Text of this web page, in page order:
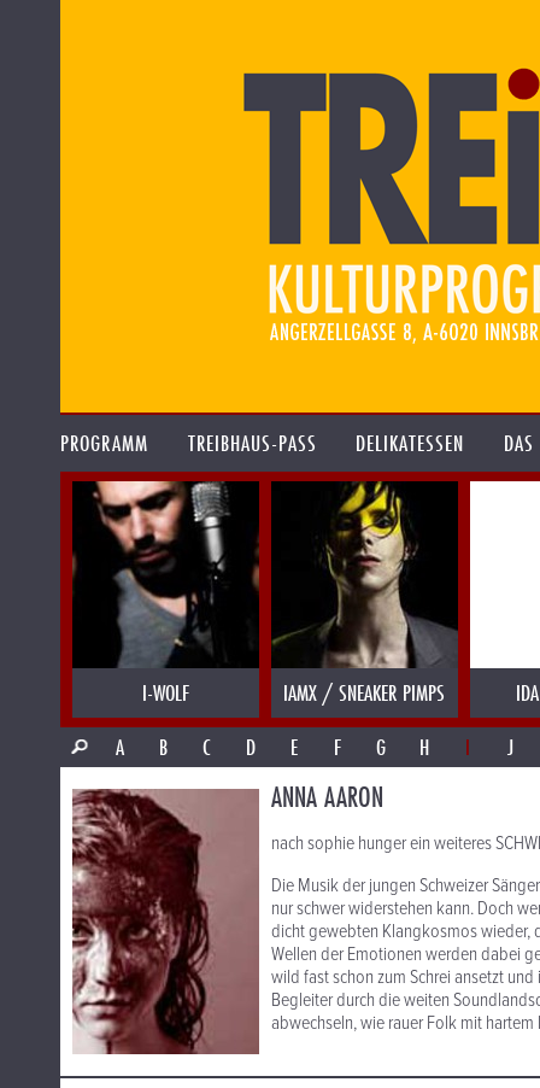
PROGRAMM TREIBHAUS-PASS DELIKATESSEN
I-WOLF IAMX / SNEAKER PIMPS
A
B C D E F G H I J
ANNA AARON
nach sophie hunger ein weiteres
Die Musik der jungen Schweizer
nur schwer widerstehen kann. Doch
dicht gewebten Klangkosmos wieder,
Wellen der Emotionen werden dabei
wild fast schon zum Schrei ansetzt
Begleiter durch die weiten
abwechseln, wie rauer Folk mit